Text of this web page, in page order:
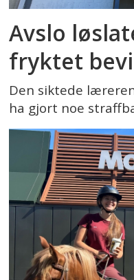
Avslo
fryktet
Den siktede
ha gjort noe